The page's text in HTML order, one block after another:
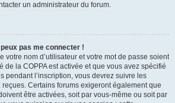
un administrateur du forum.
pas me connecter !
votre nom d’utilisateur et votre mot de passe soient
de la COPPA est activée et que vous avez spécifié
pendant l’inscription, vous devrez suivre les
Certains forums exigeront également que
être activées, soit par vous-même ou soit par